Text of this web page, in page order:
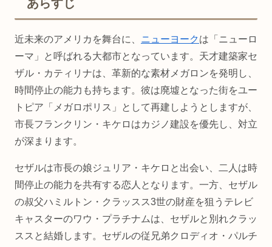
あらすじ
近未来のアメリカを舞台に、 ニューヨークは「ニューロ
ーマ」と呼ばれる大都市となっています。天才建築家セ
ザル・カティリナは、革新的な素材メガロンを発明し、
時間停止の能力も持ちます。彼は廃墟となった街をユー
トピア「メガロポリス」として再建しようとしますが、
市長フランクリン・キケロはカジノ建設を優先し、対立
が深まります。
セザルは市長の娘ジュリア・キケロと出会い、二人は時
間停止の能力を共有する恋人となります。一方、セザル
の叔父ハミルトン・クラッスス3世の財産を狙うテレビ
キャスターのワウ・プラチナムは、セザルと別れクラッ
ススと結婚します。セザルの従兄弟クロディオ・パルチ